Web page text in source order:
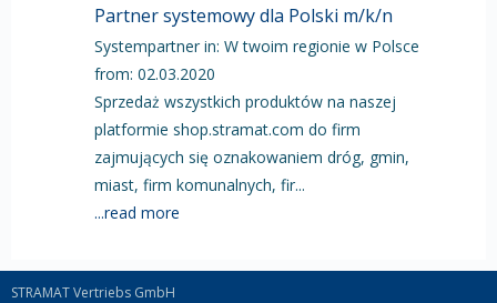
Partner systemowy dla Polski m/k/n
Systempartner in: W twoim regionie w Polsce
from: 02.03.2020
Sprzedaż wszystkich produktów na naszej
platformie shop.stramat.com do firm
zajmujących się oznakowaniem dróg, gmin,
miast, firm komunalnych, fir...
...read more
STRAMAT Vertriebs GmbH